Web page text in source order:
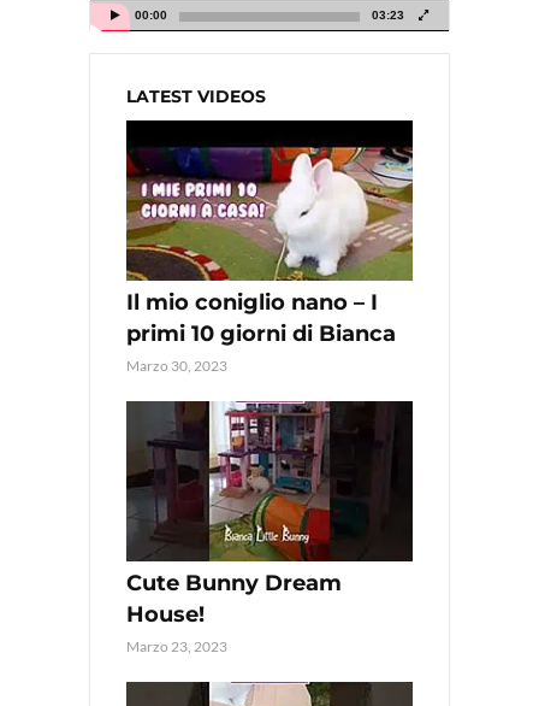
00:00 03:23
LATEST VIDEOS
Il mio coniglio nano – I
primi 10 giorni di Bianca
Marzo 30, 2023
Cute Bunny Dream
House!
Marzo 23, 2023